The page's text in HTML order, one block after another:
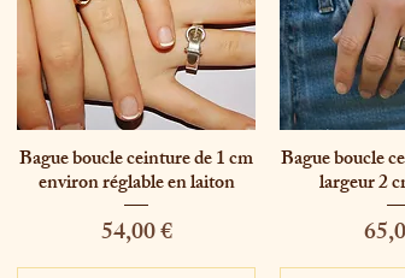
Aperçu rapide
Bague boucle ceinture de 1 cm
environ réglable en laiton
Prix
54,00 €
Aperçu
Bague boucle
largeur 2
Prix